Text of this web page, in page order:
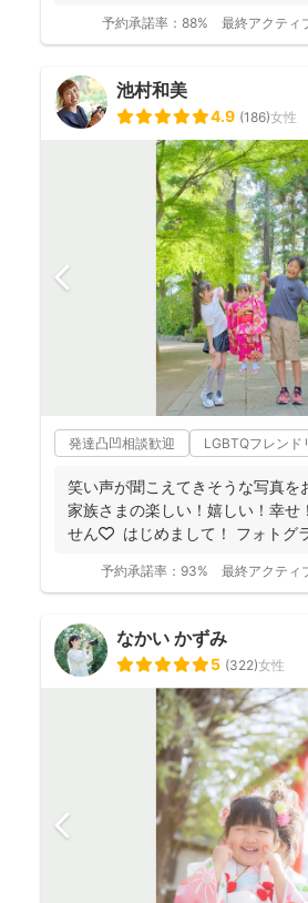
予約承諾率： 88% 最終アクティ
池村和美
4.9 (186)女性
発達凸凹相談歓迎 LGBTQフレンド
笑い声が聞こえてきそうな写真を
家族さまの楽しい！嬉しい！幸せ
せん🧡 ⁡ はじめまして！ フォトグ
予約承諾率： 93% 最終アクティ
なかい かずみ
5 (322)女性